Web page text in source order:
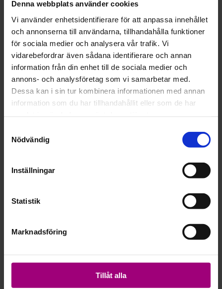
Denna webbplats använder cookies
Vi använder enhetsidentifierare för att anpassa innehållet
och annonserna till användarna, tillhandahålla funktioner
för sociala medier och analysera vår trafik. Vi
vidarebefordrar även sådana identifierare och annan
information från din enhet till de sociala medier och
annons- och analysföretag som vi samarbetar med.
Dessa kan i sin tur kombinera informationen med annan
information som du har tillhandahållit eller som de har
Nödvändig
Inställningar
Statistik
Marknadsföring
Tillåt alla
Föreläsningen kan endast ses live, den spelas
inte in.